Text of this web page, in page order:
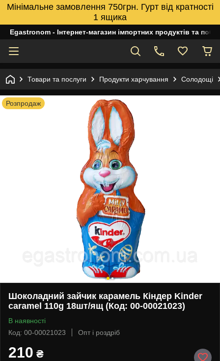
Мінімальне замовлення 750грн. Гурт від кратності
1 ящика
Egastronom - Інтернет-магазин імпортних продуктів та
Товари та послуги Продукти харчування Солодощі
Розпродаж
Шоколадний зайчик карамель Кіндер Kinder
caramel 110g 18шт/ящ (Код: 00-00021023)
В наявності
Код: 00-00021023
Опт і роздріб
210 ₴